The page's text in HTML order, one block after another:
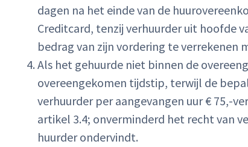
dagen na het einde van de
Creditcard, tenzij verhuurder uit hoofde
bedrag van zijn vordering te verrekenen
Als het gehuurde niet binnen de
overeengekomen tijdstip, terwijl de
verhuurder per aangevangen uur € 75,-
artikel 3.4; onverminderd het recht van
huurder ondervindt.